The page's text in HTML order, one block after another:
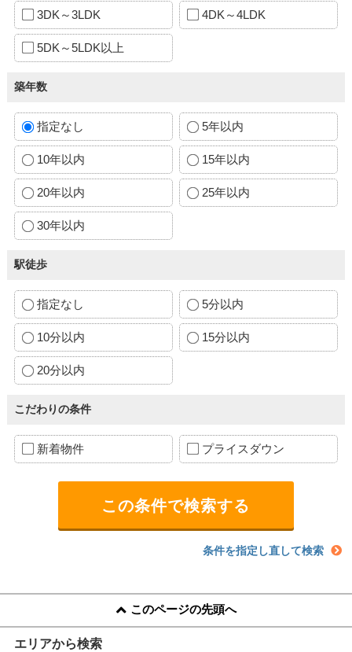
3DK～3LDK 4DK～4LDK
5DK～5LDK以上
築年数
指定なし 5年以内
10年以内 15年以内
20年以内 25年以内
30年以内
駅徒歩
指定なし 5分以内
10分以内 15分以内
20分以内
こだわりの条件
新着物件 プライスダウン
条件を指定し直して検索
このページの先頭へ
エリアから検索